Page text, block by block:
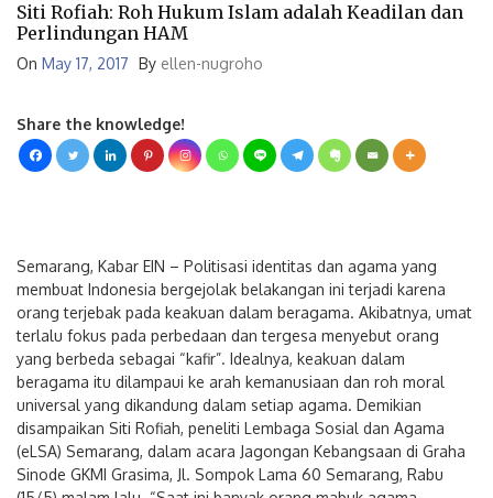
Siti Rofiah: Roh Hukum Islam adalah Keadilan dan
Perlindungan HAM
On May 17, 2017 By ellen-nugroho
Share the knowledge!
Semarang, Kabar EIN – Politisasi identitas dan agama yang
membuat Indonesia bergejolak belakangan ini terjadi karena
orang terjebak pada keakuan dalam beragama. Akibatnya, umat
terlalu fokus pada perbedaan dan tergesa menyebut orang
yang berbeda sebagai “kafir”. Idealnya, keakuan dalam
beragama itu dilampaui ke arah kemanusiaan dan roh moral
universal yang dikandung dalam setiap agama. Demikian
disampaikan Siti Rofiah, peneliti Lembaga Sosial dan Agama
(eLSA) Semarang, dalam acara Jagongan Kebangsaan di Graha
Sinode GKMI Grasima, Jl. Sompok Lama 60 Semarang, Rabu